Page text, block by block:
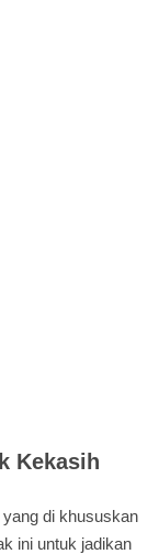
Kekasih
di khususkan
ini untuk jadikan